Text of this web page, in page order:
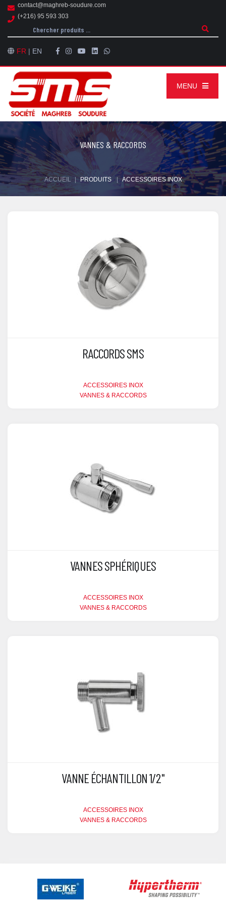
contact@maghreb-soudure.com
(+216) 95 593 303
FR | EN
MENU
VANNES & RACCORDS
ACCUEIL | PRODUITS | ACCESSOIRES INOX
RACCORDS SMS
ACCESSOIRES INOX
VANNES & RACCORDS
VANNES SPHÉRIQUES
ACCESSOIRES INOX
VANNES & RACCORDS
VANNE ÉCHANTILLON 1/2"
ACCESSOIRES INOX
VANNES & RACCORDS